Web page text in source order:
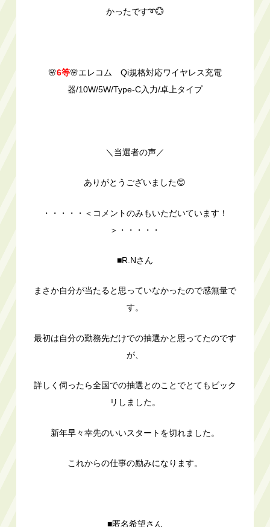
かったです➰💮
🌸6等🌸エレコム Qi規格対応ワイヤレス充電
器/10W/5W/Type-C入力/卓上タイプ
＼当選者の声／
ありがとうございました😊
・・・・・＜コメントのみもいただいています！
＞・・・・・
■R.Nさん
まさか自分が当たると思っていなかったので感無量で
す。
最初は自分の勤務先だけでの抽選かと思ってたのです
が、
詳しく伺ったら全国での抽選とのことでとてもビック
リしました。
新年早々幸先のいいスタートを切れました。
これからの仕事の励みになります。
■匿名希望さん